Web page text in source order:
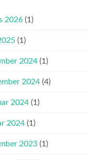
2026 (1)
(1)
2024 (1)
2024 (4)
2024 (1)
2024 (1)
2023 (1)